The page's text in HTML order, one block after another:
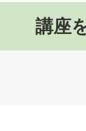
講座